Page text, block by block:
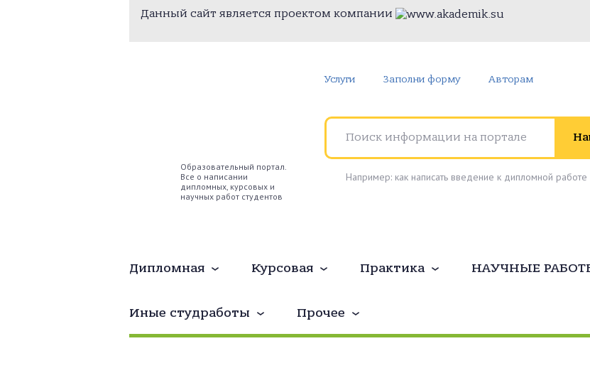
Данный сайт является проектом компании
Образовательный портал.
Все о написании
дипломных, курсовых и
научных работ студентов
Поиск информации на портале
Например: как написать введение к дипломной работе
Дипломная Курсовая Практика НАУЧНЫЕ
Иные студработы Прочее
Услуги Заполни форму Авторам